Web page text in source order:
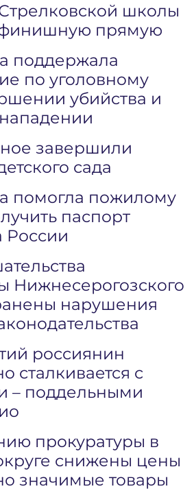
школы
финишную прямую
поддержала
по уголовному
убийства и
завершили
сада
помогла пожилому
паспорт
России
Нижнесерогозского
нарушения
россиянин
сталкивается с
– поддельными
прокуратуры в
снижены цены
значимые товары